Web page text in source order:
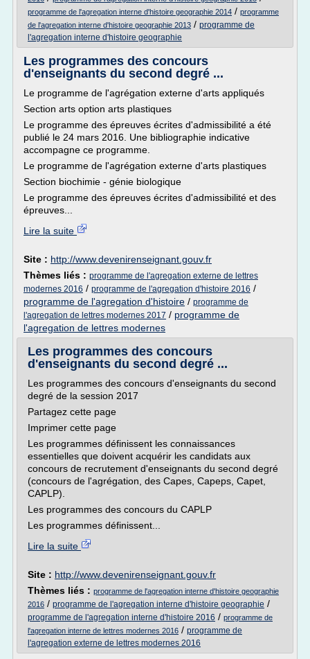
programme de l'agregation interne d'histoire geographie 2014 / programme
de l'agregation interne d'histoire geographie 2013 / programme de
l'agregation interne d'histoire geographie
Les programmes des concours
d'enseignants du second degré ...
Le programme de l'agrégation externe d'arts appliqués
Section arts option arts plastiques
Le programme des épreuves écrites d'admissibilité a été
publié le 24 mars 2016. Une bibliographie indicative
accompagne ce programme.
Le programme de l'agrégation externe d'arts plastiques
Section biochimie - génie biologique
Le programme des épreuves écrites d'admissibilité et des
épreuves...
Lire la suite
Site : http://www.devenirenseignant.gouv.fr
Thèmes liés : programme de l'agregation externe de lettres
modernes 2016 / programme de l'agregation d'histoire 2016 /
programme de l'agregation d'histoire / programme de
l'agregation de lettres modernes 2017 / programme de
l'agregation de lettres modernes
Les programmes des concours
d'enseignants du second degré ...
Les programmes des concours d'enseignants du second
degré de la session 2017
Partagez cette page
Imprimer cette page
Les programmes définissent les connaissances
essentielles que doivent acquérir les candidats aux
concours de recrutement d'enseignants du second degré
(concours de l'agrégation, des Capes, Capeps, Capet,
CAPLP).
Les programmes des concours du CAPLP
Les programmes définissent...
Lire la suite
Site : http://www.devenirenseignant.gouv.fr
Thèmes liés : programme de l'agregation interne d'histoire geographie
2016 / programme de l'agregation interne d'histoire geographie /
programme de l'agregation interne d'histoire 2016 / programme de
l'agregation interne de lettres modernes 2016 / programme de
l'agregation externe de lettres modernes 2016